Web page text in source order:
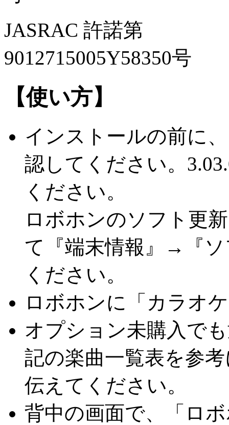
JASRAC 許諾第
9012715005Y58350号
【使い方】
インストールの前に
認してください。
ください。
ロボホンのソフト更
て『端末情報』→『
ください。
ロボホンに「カラオ
オプション未購入で
記の楽曲一覧表を参
伝えてください。
背中の画面で、「ロ